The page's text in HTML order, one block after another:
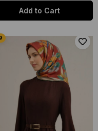
Add to Cart